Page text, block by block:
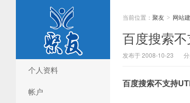
个人资料
帐户
当前位置： 聚友 > 网站
百度搜索
发布于 2008-10-23 分
百度搜索不支持